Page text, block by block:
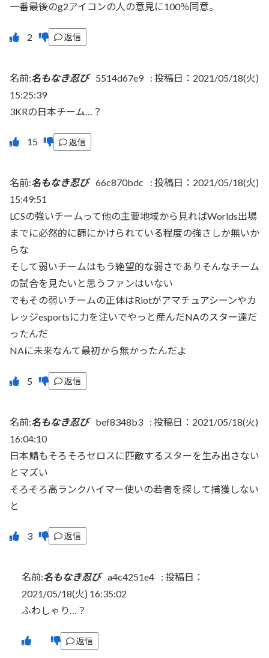
一番最後のg2アイコンの人の意見に100％同意。
返信
名前:名もなき忍び 5514d67e9 : 投稿日：2021/05/18(火)
15:25:39
3KRの日本チーム…？
返信
名前:名もなき忍び 66c870bdc : 投稿日：2021/05/18(火)
15:49:51
LCSの強いチームって他の主要地域から見ればWorlds出場
までに必然的に篩にかけられている程度の強さしか無いか
らな
そして弱いチームはもう絶望的な弱さでありそんなチーム
の試合を見たいと思うファンはいない
でもその弱いチームの正体はRiotがアマチュアシーンやカ
レッジesportsに力を注いでやっと産んだNAのスター達だ
ったんだ
NAに未来なんて最初から無かったんだよ
返信
名前:名もなき忍び bef8348b3 : 投稿日：2021/05/18(火)
16:04:10
日本鯖もそろそろセロスに匹敵するスターを生み出さない
とマズい
そろそろ高ランクハイマー使いの若者を探して捕獲しない
と
返信
名前:名もなき忍び a4c4251e4 : 投稿日：
2021/05/18(火) 16:35:02
ふわしゃり…？
返信